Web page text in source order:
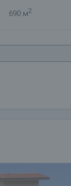
690 м2